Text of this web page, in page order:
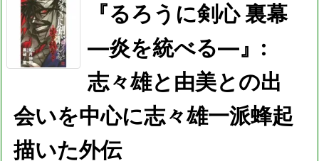
『るろうに剣心 裏幕
―炎を統べる―』:
志々雄と由美との出
会いを中心に志々雄一派蜂起
描いた外伝